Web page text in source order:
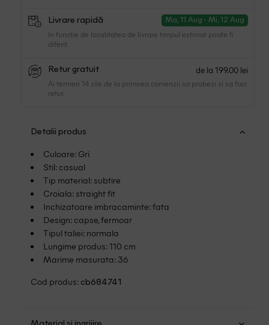
Livrare rapidă Ma, 11 Aug - Mi, 12 Aug
In functie de localitatea de livrare timpul estimat poate fi
diferit.
Retur gratuit de la 199.00 lei
Ai termen 14 zile de la primirea comenzii sa probezi si sa faci
retur.
Detalii produs
Culoare: Gri
Stil: casual
Tip material: subtire
Croiala: straight fit
Inchizatoare imbracaminte: fata
Design: capse, fermoar
Tipul taliei: normala
Lungime produs: 110 cm
Marime masurata: 36
Cod produs: cb684741